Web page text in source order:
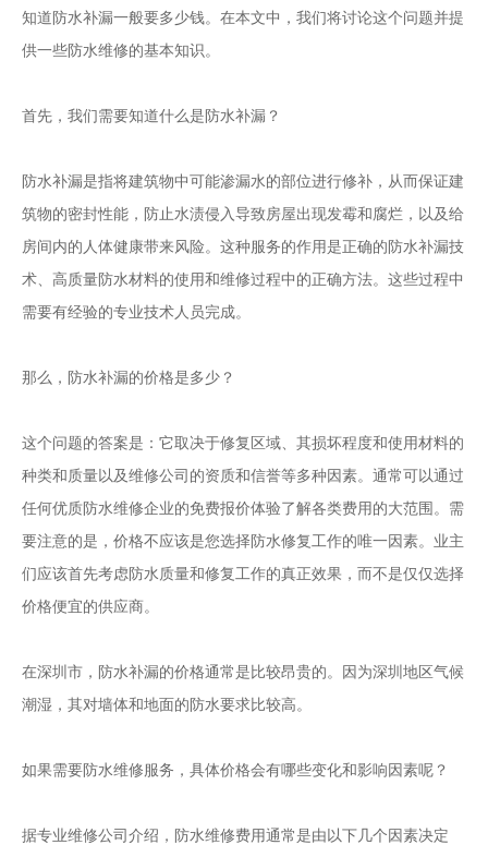
知道防水补漏一般要多少钱。在本文中，我们将讨论这个问题并提
供一些防水维修的基本知识。
首先，我们需要知道什么是防水补漏？
防水补漏是指将建筑物中可能渗漏水的部位进行修补，从而保证建
筑物的密封性能，防止水渍侵入导致房屋出现发霉和腐烂，以及给
房间内的人体健康带来风险。这种服务的作用是正确的防水补漏技
术、高质量防水材料的使用和维修过程中的正确方法。这些过程中
需要有经验的专业技术人员完成。
那么，防水补漏的价格是多少？
这个问题的答案是：它取决于修复区域、其损坏程度和使用材料的
种类和质量以及维修公司的资质和信誉等多种因素。通常可以通过
任何优质防水维修企业的免费报价体验了解各类费用的大范围。需
要注意的是，价格不应该是您选择防水修复工作的唯一因素。业主
们应该首先考虑防水质量和修复工作的真正效果，而不是仅仅选择
价格便宜的供应商。
在深圳市，防水补漏的价格通常是比较昂贵的。因为深圳地区气候
潮湿，其对墙体和地面的防水要求比较高。
如果需要防水维修服务，具体价格会有哪些变化和影响因素呢？
据专业维修公司介绍，防水维修费用通常是由以下几个因素决定